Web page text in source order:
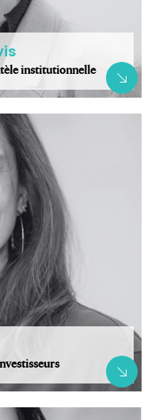
institutionnelle